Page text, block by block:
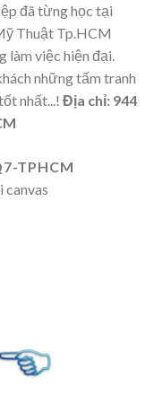
đã từng học tại
Thuật Tp.HCM
làm việc hiện đại.
những tấm tranh
nhất...! Địa chỉ: 944
TPHCM
canvas